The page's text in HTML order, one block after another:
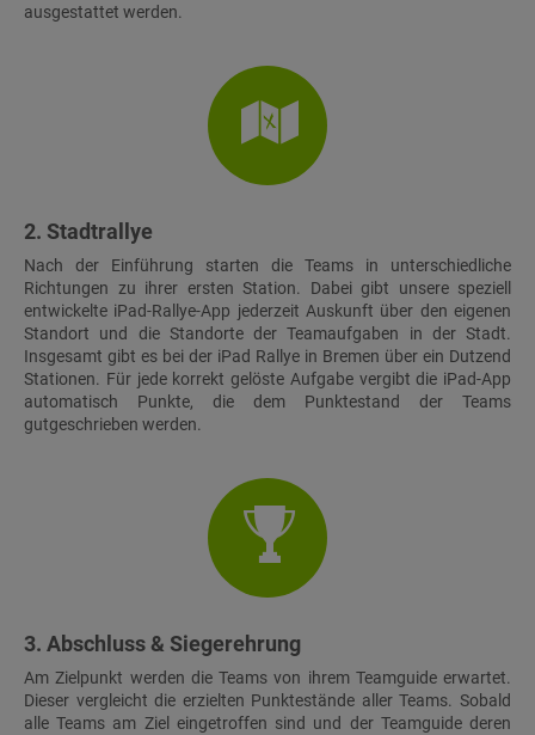
ausgestattet werden.
2. Stadtrallye
Nach der Einführung starten die Teams in unterschiedliche
Richtungen zu ihrer ersten Station. Dabei gibt unsere speziell
entwickelte iPad-Rallye-App jederzeit Auskunft über den eigenen
Standort und die Standorte der Teamaufgaben in der Stadt.
Insgesamt gibt es bei der iPad Rallye in Bremen über ein Dutzend
Stationen. Für jede korrekt gelöste Aufgabe vergibt die iPad-App
automatisch Punkte, die dem Punktestand der Teams
gutgeschrieben werden.
3. Abschluss & Siegerehrung
Am Zielpunkt werden die Teams von ihrem Teamguide erwartet.
Dieser vergleicht die erzielten Punktestände aller Teams. Sobald
alle Teams am Ziel eingetroffen sind und der Teamguide deren